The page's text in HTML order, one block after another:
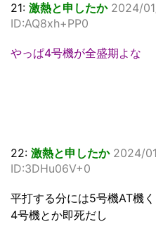
21: 激熱と申したか 2024/
ID:AQ8xh+PP0
やっぱ4号機が全盛期よな
22: 激熱と申したか 2024/
ID:3DHu06V+0
平打する分には5号機AT機
4号機とか即死だし